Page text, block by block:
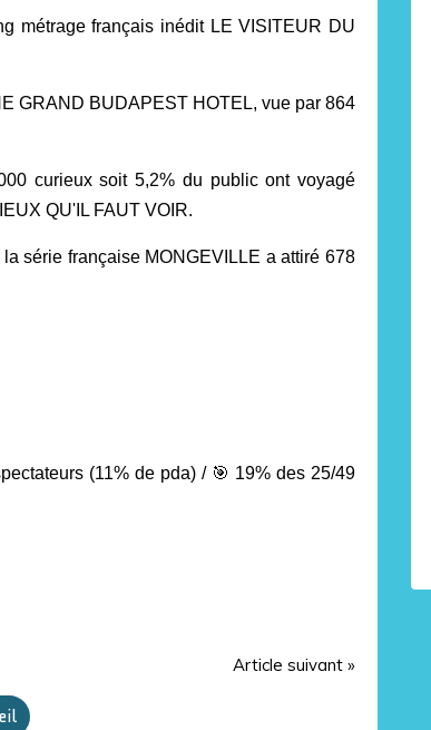
métrage français inédit LE VISITEUR DU
GRAND BUDAPEST HOTEL, vue par 864
curieux soit 5,2% du public ont voyagé
QU'IL FAUT VOIR.
série française MONGEVILLE a attiré 678
(11% de pda) / 🎯 19% des 25/49
Article suivant »